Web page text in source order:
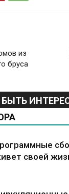
из
бруса
своей